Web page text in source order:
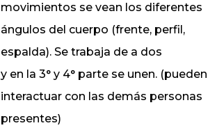
movimientos se vean los diferentes
ángulos del cuerpo (frente, perfil,
espalda). Se trabaja de a dos
y en la 3° y 4° parte se unen. (pueden
interactuar con las demás personas
presentes)